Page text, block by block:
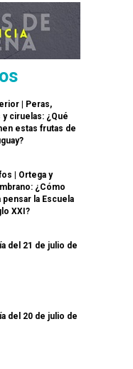
| Peras,
ciruelas: ¿Qué
estas frutas de
| Ortega y
¿Cómo
pensar la Escuela
XXI?
del 21 de julio de
del 20 de julio de